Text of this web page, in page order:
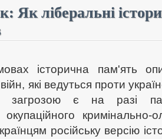
Як ліберальні
історична пам'ять
які ведуться проти
є на разі
окупаційного кримінально-
російську версію